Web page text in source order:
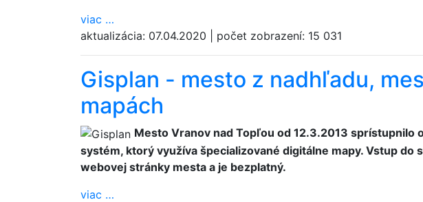
viac …
aktualizácia: 07.04.2020 počet zobrazení: 15 031
Gisplan - mesto z nadhľadu,
mapách
Mesto Vranov nad Topľou od 12.3.2013 sprís­tupnilo
systém, ktorý využíva špecializované digitálne mapy. Vstup do
webovej stránky mesta a je bezplatný.
viac …